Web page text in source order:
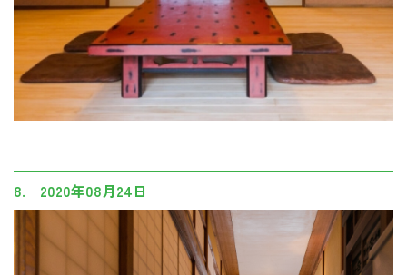
8. 2020年08月24日